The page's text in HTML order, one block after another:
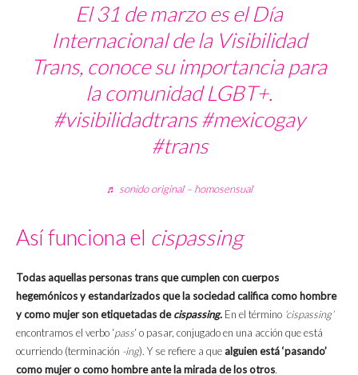
El 31 de marzo es el Día
Internacional de la Visibilidad
Trans, conoce su importancia para
la comunidad LGBT+.
#visibilidadtrans #mexicogay
#trans
♬ sonido original – homosensual
Así funciona el cispassing
Todas aquellas personas trans que cumplen con cuerpos
hegemónicos y estandarizados que la sociedad califica como hombre
y como mujer son etiquetadas decispassing. En el término ‘cispassing’
encontramos el verbo ‘pass‘ o pasar, conjugado en una acción que está
ocurriendo (terminación -ing). Y se refiere a que alguien está ‘pasando’
como mujer o como hombre ante la mirada de los otros.